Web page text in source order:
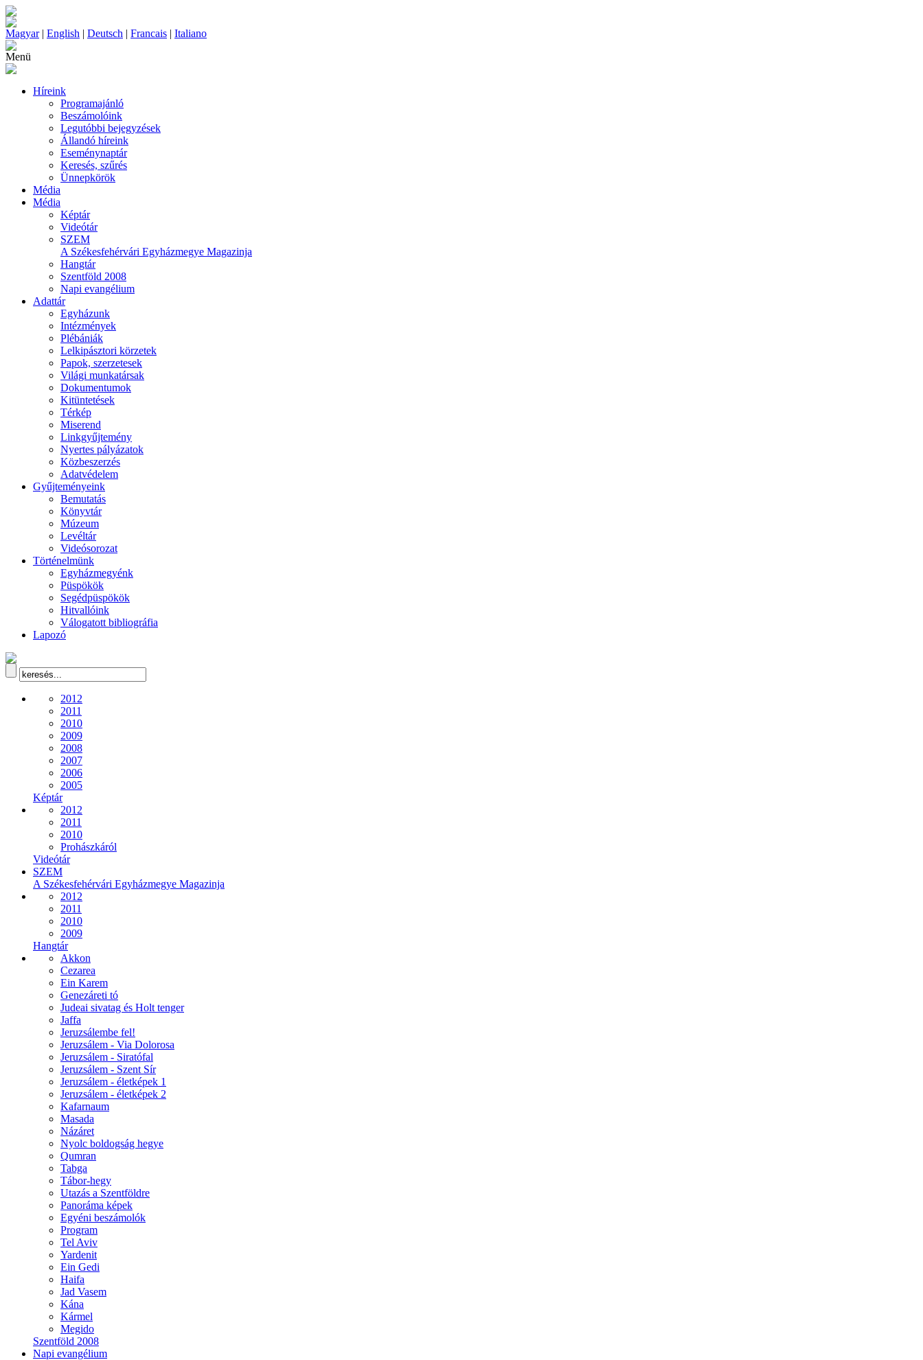
Magyar| English | Deutsch | Francais | Italiano
Menü
Híreink
Programajánló
Beszámolóink
Legutóbbi bejegyzések
Állandó híreink
Eseménynaptár
Keresés, szűrés
Ünnepkörök
Média
Média
Képtár
Videótár
SZEM
A Székesfehérvári Egyházmegye Magazinja
Hangtár
Szentföld 2008
Napi evangélium
Adattár
Egyházunk
Intézmények
Plébániák
Lelkipásztori körzetek
Papok, szerzetesek
Világi munkatársak
Dokumentumok
Kitüntetések
Térkép
Miserend
Linkgyűjtemény
Nyertes pályázatok
Közbeszerzés
Adatvédelem
Gyűjteményeink
Bemutatás
Könyvtár
Múzeum
Levéltár
Videósorozat
Történelmünk
Egyházmegyénk
Püspökök
Segédpüspökök
Hitvallóink
Válogatott bibliográfia
Lapozó
2012
2011
2010
2009
2008
2007
2006
2005
Képtár
2012
2011
2010
Prohászkáról
Videótár
SZEM
A Székesfehérvári Egyházmegye Magazinja
2012
2011
2010
2009
Hangtár
Akkon
Cezarea
Ein Karem
Genezáreti tó
Judeai sivatag és Holt tenger
Jaffa
Jeruzsálembe fel!
Jeruzsálem - Via Dolorosa
Jeruzsálem - Siratófal
Jeruzsálem - Szent Sír
Jeruzsálem - életképek 1
Jeruzsálem - életképek 2
Kafarnaum
Masada
Názáret
Nyolc boldogság hegye
Qumran
Tabga
Tábor-hegy
Utazás a Szentföldre
Panoráma képek
Egyéni beszámolók
Program
Tel Aviv
Yardenit
Ein Gedi
Haifa
Jad Vasem
Kána
Kármel
Megido
Szentföld 2008
Napi evangélium